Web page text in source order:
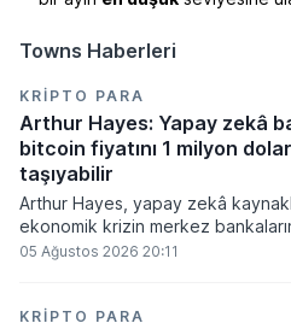
Towns Haberleri
KRIPTO PARA
Arthur Hayes: Yapay zekâ
bitcoin fiyatını 1 milyon
taşıyabilir
Arthur Hayes, yapay zekâ
ekonomik krizin merkez
basmaya zorlayacağını ve bu
kayıplarının tetikleyeceği kredi
05 Ağustos 2026 20:11
KRIPTO PARA